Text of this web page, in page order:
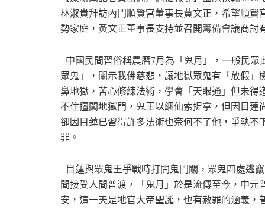
林淑貴拜訪內門順賢宮董事長黃文正，希望順
勢家庭，黃文正董事長支持並召開籌備會議商討
中國民間習俗稱農曆7月為「鬼月」，一般民
眾鬼」，闡示我佛慈悲，讓地獄眾鬼有「放假
鼻地獄，苦心修練法術，學會「天眼通」但未
不住擅闖地獄門，鬼王以綑仙索捉拿，但因目
卻因目蓮已習得許多法術也奈何不了他，爭執
罪。
目蓮與眾鬼王爭戰時打開鬼門關，眾鬼四處逃
間接受人間普渡，「鬼月」於是流傳至今，中
安，這一天是地官大帝聖誕，也有赦罪的涵義